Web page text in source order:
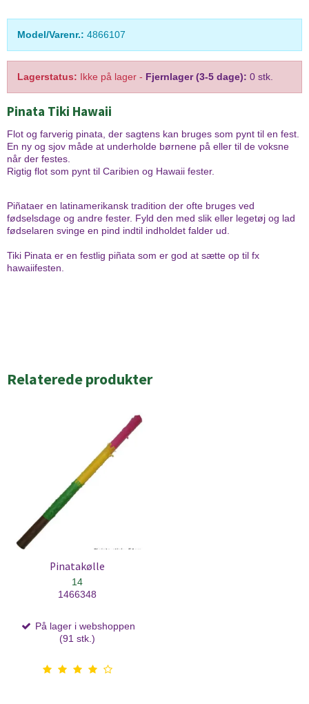
Model/Varenr.: 4866107
Lagerstatus: Ikke på lager - Fjernlager (3-5 dage): 0 stk.
Pinata Tiki Hawaii
Flot og farverig pinata, der sagtens kan bruges som pynt til en fest.
En ny og sjov måde at underholde børnene på eller til de voksne
når der festes.
Rigtig flot som pynt til Caribien og Hawaii fester.
Piñataer en latinamerikansk tradition der ofte bruges ved
fødselsdage og andre fester. Fyld den med slik eller legetøj og lad
fødselaren svinge en pind indtil indholdet falder ud.
Tiki Pinata er en festlig piñata som er god at sætte op til fx
hawaiifesten.
Relaterede produkter
Pinatakølle
14
1466348
På lager i webshoppen
(91 stk.)